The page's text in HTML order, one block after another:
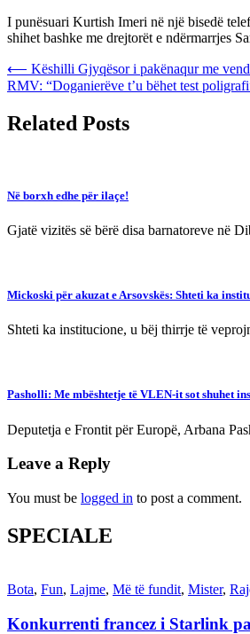
I punësuari Kurtish Imeri në një bisedë
shihet bashke me drejtorët e ndërmarrjes
Post
navigation
⟵ Këshilli Gjyqësor i pakënaqur me
RMV: “Doganierëve t’u bëhet test
Related Posts
Në borxh edhe për ilaçe!
Gjatë vizitës së bërë disa barnatoreve në
Mickoski për akuzat e Arsovskës: Shteti ka
Shteti ka institucione, u bëj thirrje të
Pasholli: Me mbështetje të VLEN-it sot shuhet
Deputetja e Frontit për Europë, Arbana
Leave a Reply
You must be logged in to post a comment.
SPECIALE
Bota, Fun, Lajme, Më të fundit, Mister,
Konkurrenti francez i Starlink